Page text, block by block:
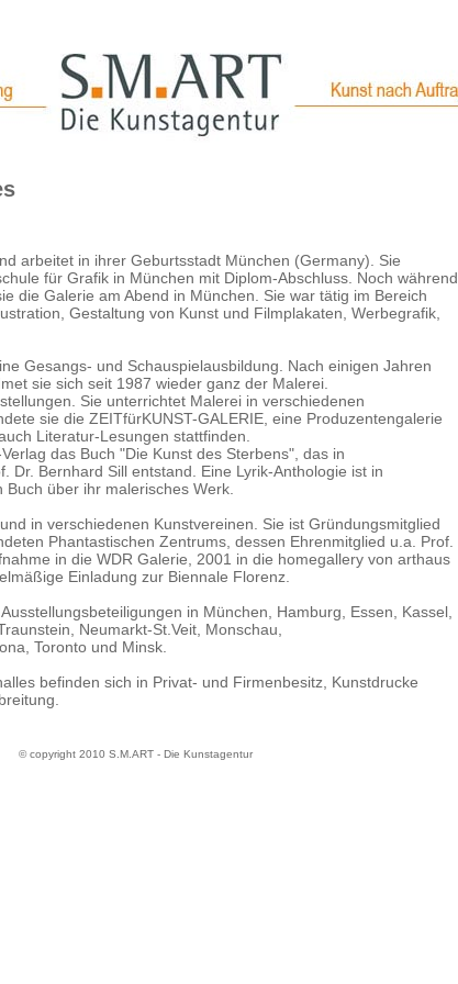
arbeitet in ihrer Geburtsstadt München (Germany). Sie
für Grafik in München mit Diplom-Abschluss. Noch während
die Galerie am Abend in München. Sie war tätig im Bereich
Gestaltung von Kunst und Filmplakaten, Werbegrafik,
Gesangs- und Schauspielausbildung. Nach einigen Jahren
sie sich seit 1987 wieder ganz der Malerei.
Sie unterrichtet Malerei in verschiedenen
sie die ZEITfürKUNST-GALERIE, eine Produzentengalerie
Literatur-Lesungen stattfinden.
das Buch "Die Kunst des Sterbens", das in
Dr. Bernhard Sill entstand. Eine Lyrik-Anthologie ist in
über ihr malerisches Werk.
in verschiedenen Kunstvereinen. Sie ist Gründungsmitglied
Phantastischen Zentrums, dessen Ehrenmitglied u.a. Prof.
in die WDR Galerie, 2001 in die homegallery von arthaus
Einladung zur Biennale Florenz.
in München, Hamburg, Essen, Kassel,
Neumarkt-St.Veit, Monschau,
Toronto und Minsk.
befinden sich in Privat- und Firmenbesitz, Kunstdrucke
© copyright 2010 S.M.ART - Die Kunstagentur